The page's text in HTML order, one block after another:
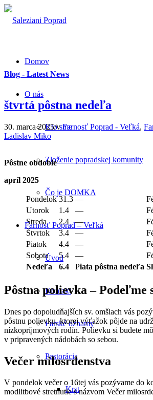
Domov
O nás
Kto sme
Zloženie popradskej komunity
Čo je DOMKA
Farnosť Poprad – Veľká
Úvod
Kontakt
Farské oznamy
Pastorácia
Krst
Blog - Latest News
štvrtá pôstna nedeľa
30. marca 2025/vFarnosť Poprad - Veľká,
Ladislav Miko
Pôstne obdobie
apríl 2025
Pondelok 31.3 —
Utorok
1.4 —
Streda
2.4 —
Štvrtok
3.4 —
Piatok
4.4 —
Sobota
5.4 —
Nedeľa
6.4 Piata pôstna nedeľa
Pôstna polievka – Podeľme
Dnes po dopoludňajších sv. omšiach vás
pôstnu polievku, ktorej výťažok pôjde na
nízkopríjmových rodín. Polievku si budete
v pripravených nádobách so sebou.
Večer milosrdenstva
V pondelok večer o 16tej vás pozývame do
modlitbové stretnutie s názvom Večer